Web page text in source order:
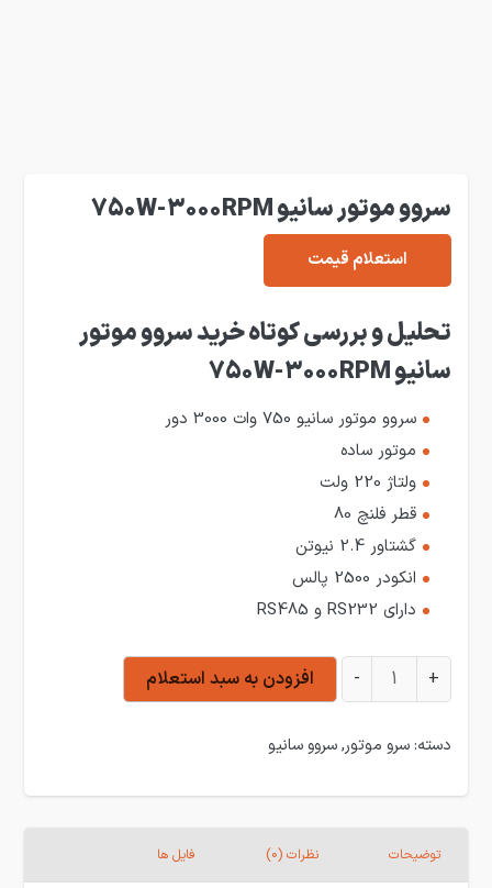
سروو موتور سانیو 750W-3000RPM
استعلام قیمت
تحلیل و بررسی کوتاه خرید سروو موتور
سانیو 750W-3000RPM
سروو موتور سانیو 750 وات 3000 دور
موتور ساده
ولتاژ 220 ولت
قطر فلنچ 80
گشتاور 2.4 نیوتن
انکودر 2500 پالس
دارای RS232 و RS485
سروو موتور سانیو 750W-3000RPM عدد
+
- افزودن به سبد استعلام
دسته:سرو موتور,سروو سانیو
توضیحات نظرات (0) فایل ها